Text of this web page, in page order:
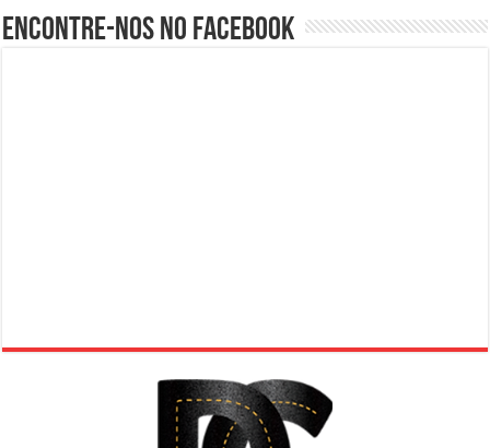
Encontre-nos no Facebook